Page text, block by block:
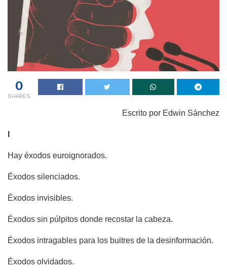
0
SHARES
Escrito por Edwin Sánchez
Hay éxodos euroignorados.
Éxodos silenciados.
Éxodos invisibles.
Éxodos sin púlpitos donde recostar la cabeza.
Éxodos intragables para los buitres de la desinformación.
Éxodos olvidados.